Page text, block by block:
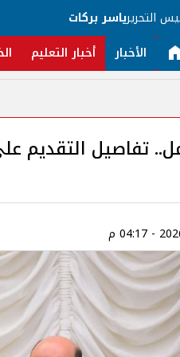
التحريرياسر بركات
الأخبار أخبار التعليم
عمل.. تفاصيل